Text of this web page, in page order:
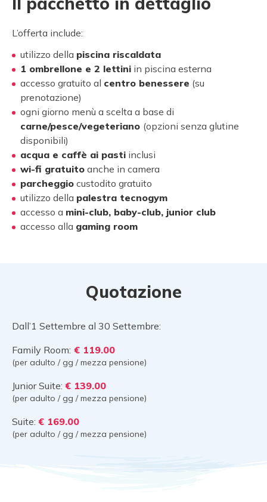
L’offerta include:
utilizzo della piscina riscaldata
1 ombrellone e 2 lettini in piscina esterna
accesso gratuito al centro benessere (su
prenotazione)
ogni giorno menù a scelta a base di
carne/pesce/vegeteriano (opzioni senza glutine
disponibili)
acqua e caffè ai pasti inclusi
wi-fi gratuito anche in camera
parcheggio custodito gratuito
utilizzo della palestra tecnogym
accesso a mini-club, baby-club, junior club
accesso alla gaming room
Quotazione
Dall’1 Settembre al 30 Settembre:
Family Room: € 119.00
(per adulto / gg / mezza pensione)
Junior Suite: € 139.00
(per adulto / gg / mezza pensione)
Suite: € 169.00
(per adulto / gg / mezza pensione)